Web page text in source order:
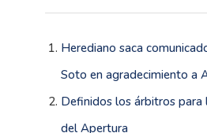
Herediano saca
Soto en agradecimiento a
Definidos los árbitros para
del Apertura